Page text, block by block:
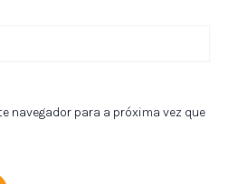
navegador para a próxima vez que